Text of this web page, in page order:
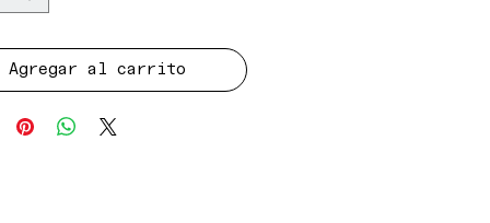
Agregar al carrito